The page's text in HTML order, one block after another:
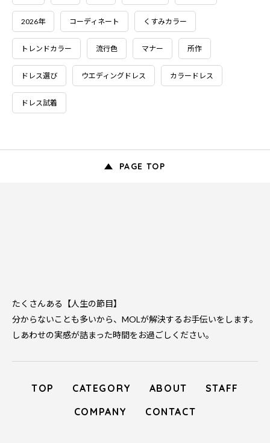
2026年 コーディネート くすみカラー
トレンドカラー 流行色 マナー 所作
ドレス選び ウエディングドレス カラードレス
ドレス試着
PAGE TOP
たくさんある【人生の節目】
分からないことも多いから、MOLが解決するお手伝いをします。
しあわせの実感が詰まった時間をお過ごしください。
TOP CATEGORY ABOUT
STAFF
COMPANY
CONTACT